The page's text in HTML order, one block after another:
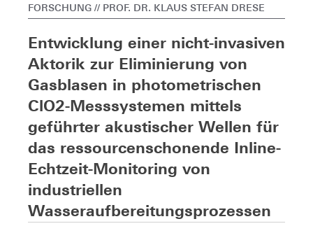
FORSCHUNG // PROF. DR. KLAUS STEFAN DRESE
Entwicklung einer nicht-invasiven
Aktorik zur Eliminierung von
Gasblasen in photometrischen
ClO2-Messsystemen mittels
geführter akustischer Wellen für
das ressourcenschonende Inline-
Echtzeit-Monitoring von
industriellen
Wasseraufbereitungsprozessen